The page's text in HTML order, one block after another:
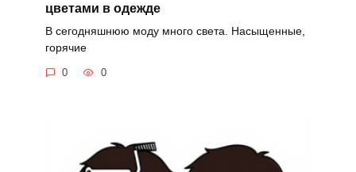
цветами в одежде
В сегодняшнюю моду много света. Насыщенные,
горячие
0 0